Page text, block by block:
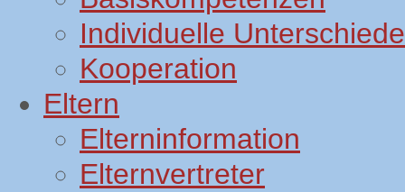
Individuelle Unterschiede
Kooperation
Eltern
Elterninformation
Elternvertreter